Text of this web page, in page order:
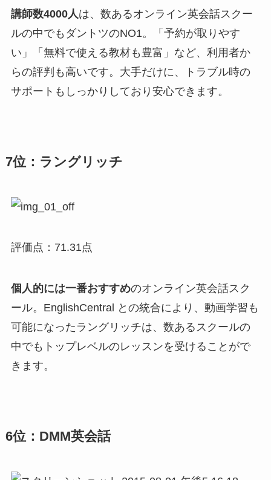
講師数4000人 は、数あるオンライン英会話スクー
ルの中でもダントツのNO1。「予約が取りやす
い」「無料で使える教材も豊富」など、利用者か
らの評判も高いです。大手だけに、トラブル時の
サポートもしっかりしており安心できます。
7位：ラングリッチ
評価点：71.31点
個人的には一番おすすめのオンライン英会話スク
ール。EnglishCentral との統合により、動画学習も
可能になったラングリッチは、数あるスクールの
中でもトップレベルのレッスンを受けることがで
きます。
6位：DMM英会話